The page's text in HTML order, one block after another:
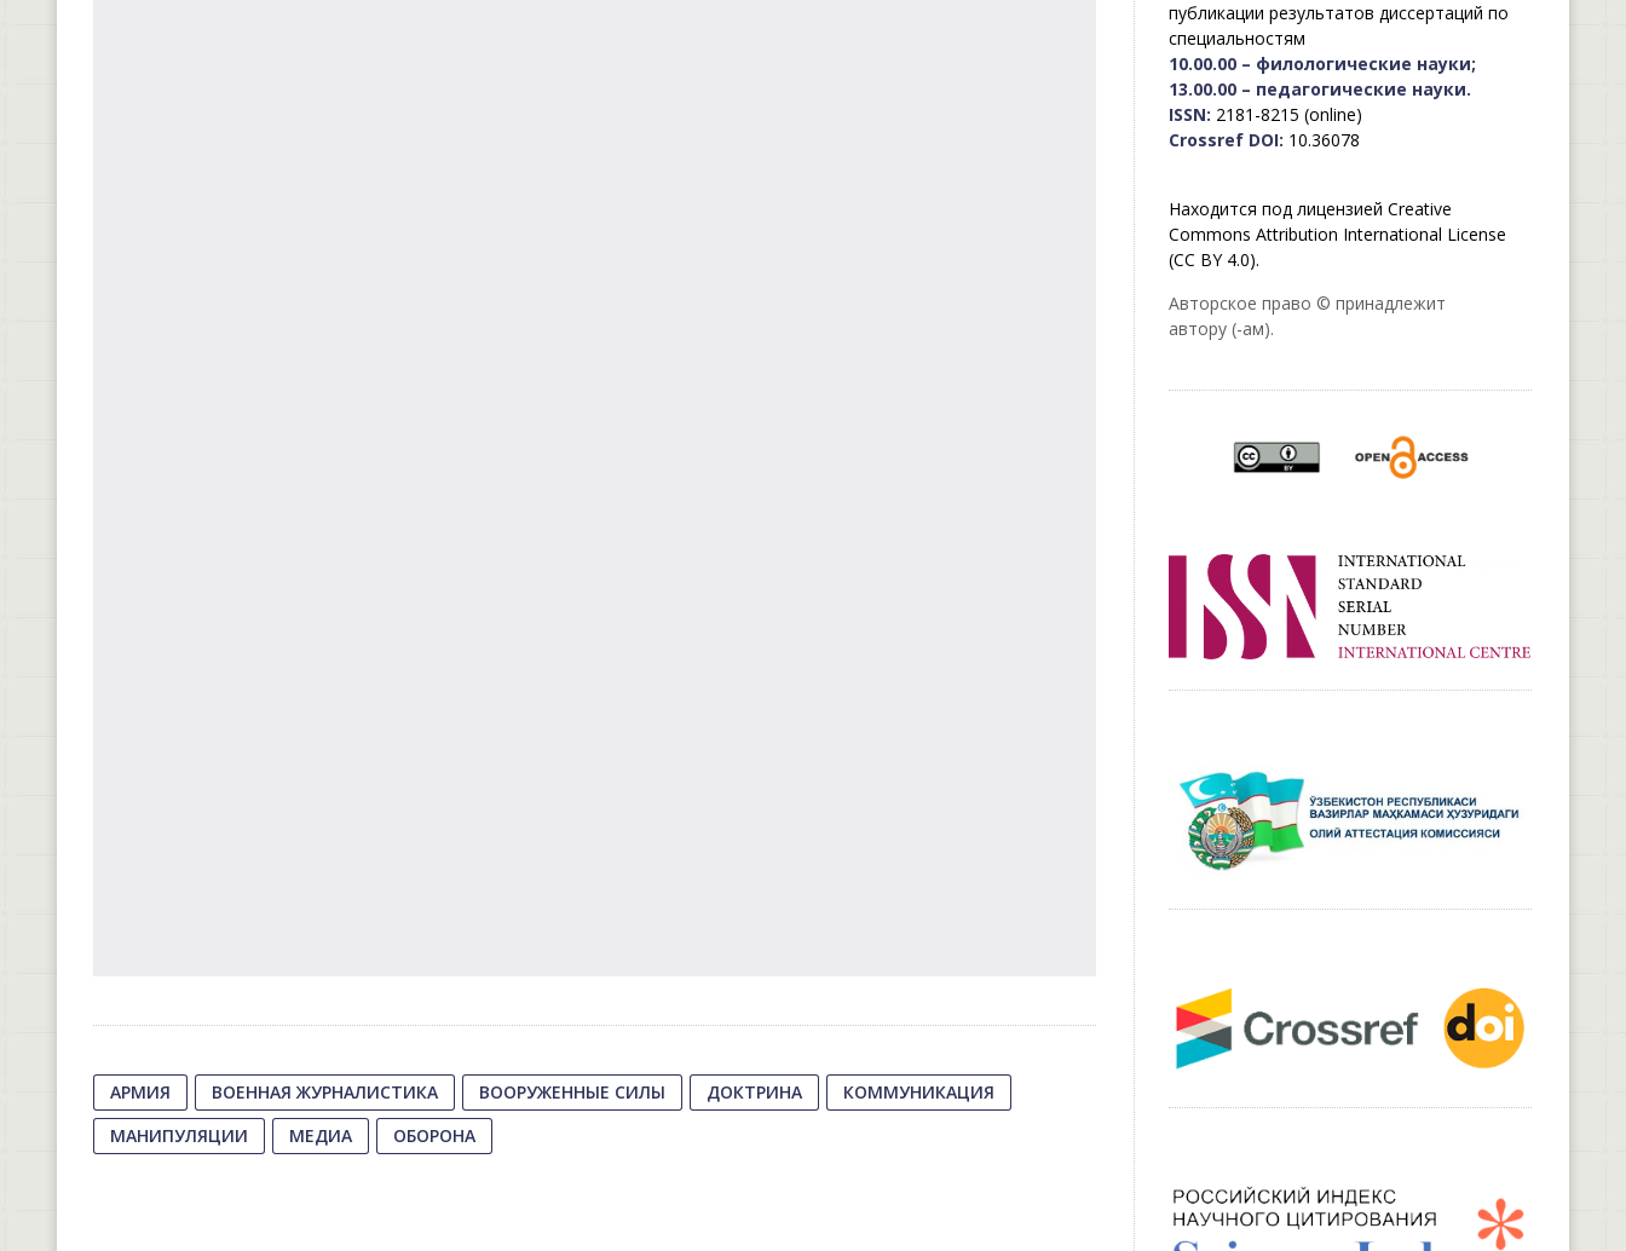
АРМИЯ ВОЕННАЯ ЖУРНАЛИСТИКА ВООРУЖЕННЫЕ СИЛЫ ДОКТРИНА
КОММУНИКАЦИЯ
МАНИПУЛЯЦИИ
МЕДИА ОБОРОНА
публикации результатов диссертаций по
специальностям
10.00.00 – филологические науки;
13.00.00 – педагогические науки.
ISSN: 2181-8215 (online)
Crossref DOI: 10.36078
Находится под лицензией Creative
Commons Attribution International License
(CC BY 4.0).
Авторское право © принадлежит
автору (-ам).